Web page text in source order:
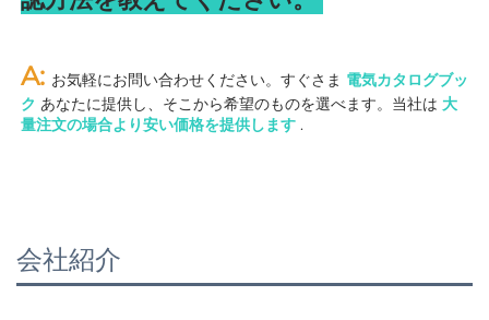
A: お気軽にお問い合わせください。すぐさま 電気カタログブッ
ク あなたに提供し、そこから希望のものを選べます。当社は 大
量注文の場合より安い価格を提供します .
会社紹介